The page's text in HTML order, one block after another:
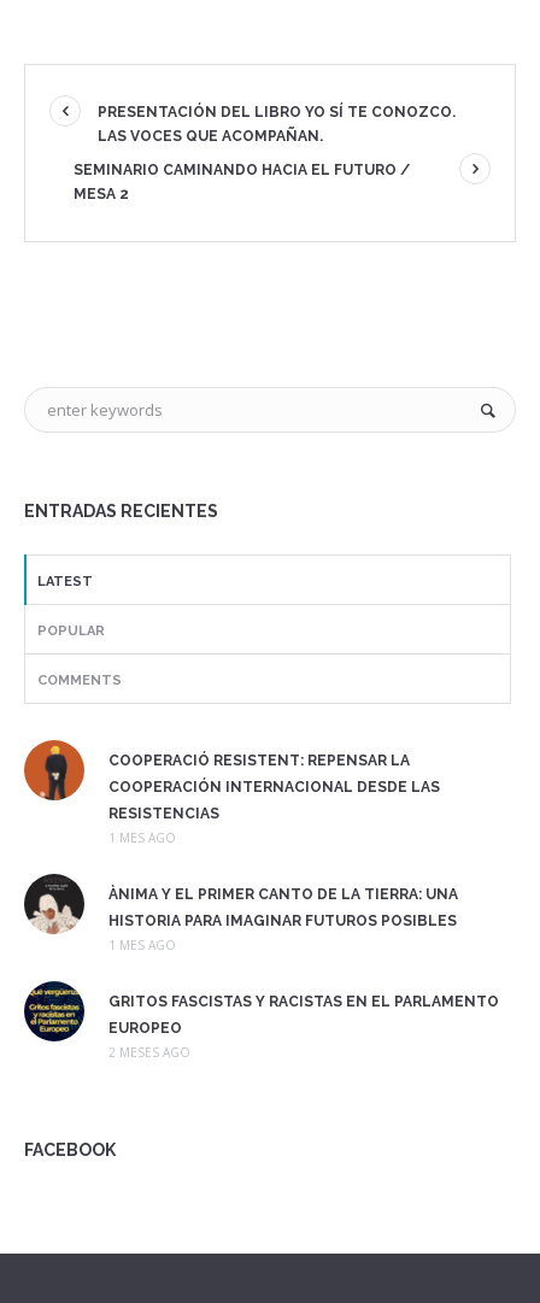
PRESENTACIÓN DEL LIBRO YO SÍ TE CONOZCO.
LAS VOCES QUE ACOMPAÑAN.
SEMINARIO CAMINANDO HACIA EL FUTURO /
MESA 2
ENTRADAS RECIENTES
LATEST
POPULAR
COMMENTS
COOPERACIÓ RESISTENT: REPENSAR LA
COOPERACIÓN INTERNACIONAL DESDE LAS
RESISTENCIAS
1 MES AGO
ÀNIMA Y EL PRIMER CANTO DE LA TIERRA: UNA
HISTORIA PARA IMAGINAR FUTUROS POSIBLES
1 MES AGO
GRITOS FASCISTAS Y RACISTAS EN EL PARLAMENTO
EUROPEO
2 MESES AGO
FACEBOOK